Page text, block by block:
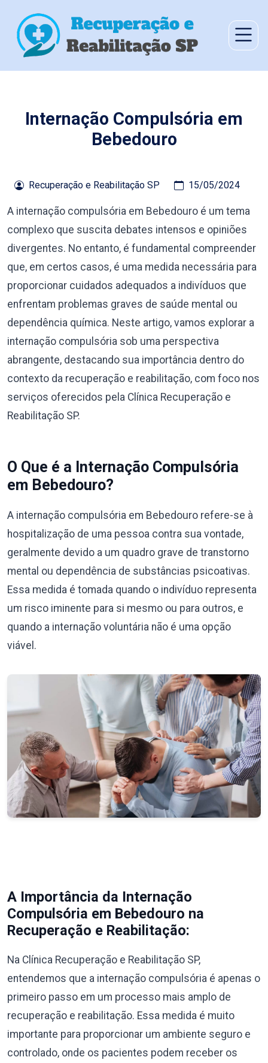
Internação Compulsória em
Bebedouro
Recuperação e Reabilitação SP 15/05/2024
A internação compulsória em Bebedouro é um tema
complexo que suscita debates intensos e opiniões
divergentes. No entanto, é fundamental compreender
que, em certos casos, é uma medida necessária para
proporcionar cuidados adequados a indivíduos que
enfrentam problemas graves de saúde mental ou
dependência química. Neste artigo, vamos explorar a
internação compulsória sob uma perspectiva
abrangente, destacando sua importância dentro do
contexto da recuperação e reabilitação, com foco nos
serviços oferecidos pela Clínica Recuperação e
Reabilitação SP.
O Que é a Internação Compulsória
em Bebedouro?
A internação compulsória em Bebedouro refere-se à
hospitalização de uma pessoa contra sua vontade,
geralmente devido a um quadro grave de transtorno
mental ou dependência de substâncias psicoativas.
Essa medida é tomada quando o indivíduo representa
um risco iminente para si mesmo ou para outros, e
quando a internação voluntária não é uma opção
viável.
A Importância da Internação
Compulsória em Bebedouro na
Recuperação e Reabilitação:
Na Clínica Recuperação e Reabilitação SP,
entendemos que a internação compulsória é apenas o
primeiro passo em um processo mais amplo de
recuperação e reabilitação. Essa medida é muito
importante para proporcionar um ambiente seguro e
controlado, onde os pacientes podem receber os